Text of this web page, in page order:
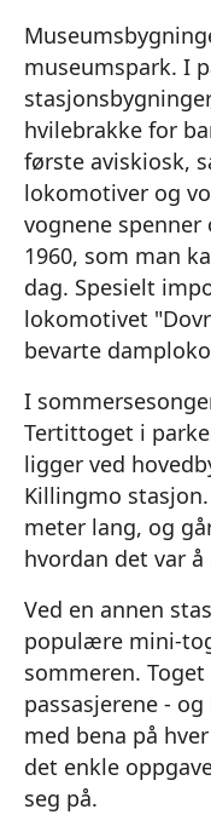
museumspark. I
hvilebrakke for
første aviskiosk,
lokomotiver og
vognene
1960, som man
dag. Spesielt
lokomotivet
bevarte
I
Tertittoget i
ligger ved
Killingmo
meter lang, og
hvordan det var å
Ved en annen
populære mini-
sommeren.
passasjerene -
med bena på
det enkle
seg på.